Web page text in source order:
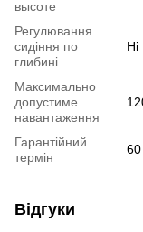
высоте
Регулювання
сидіння по
глибині
Ні
Максимально
допустиме
навантаження
Гарантійний
термін
60
Відгуки